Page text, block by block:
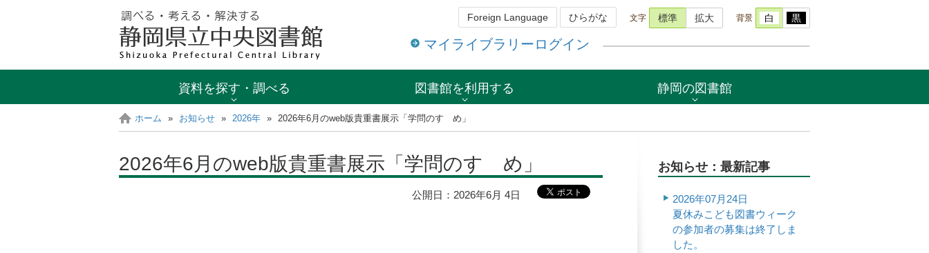
Foreign Language ひらがな 文字 標準 拡大 背景 白 黒
マイライブラリーログイン
資料を探す・調べる 図書館を利用する 静岡の図書館
ホーム » お知らせ » 2026年 » 2026年6月のweb版貴重書展示「学問のすゝめ」
2026年6月のweb版貴重書展示「学問のすゝめ」
公開日： 2026年6月 4日
お知らせ：最新記事
2026年07月24日
夏休みこども図書ウィーク
の参加者の募集は終了しま
した。